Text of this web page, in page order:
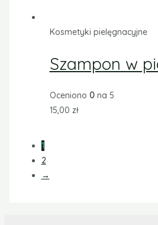
Kosmetyki pielęgnacyjne
Szampon w
Oceniono 0na 5
15,00 zł
1
2
→